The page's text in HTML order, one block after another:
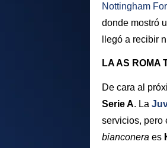
Nottingham
donde mostró
llegó a recibir
LA AS ROMA
De cara al
Serie A. La
servicios, pero
bianconera es